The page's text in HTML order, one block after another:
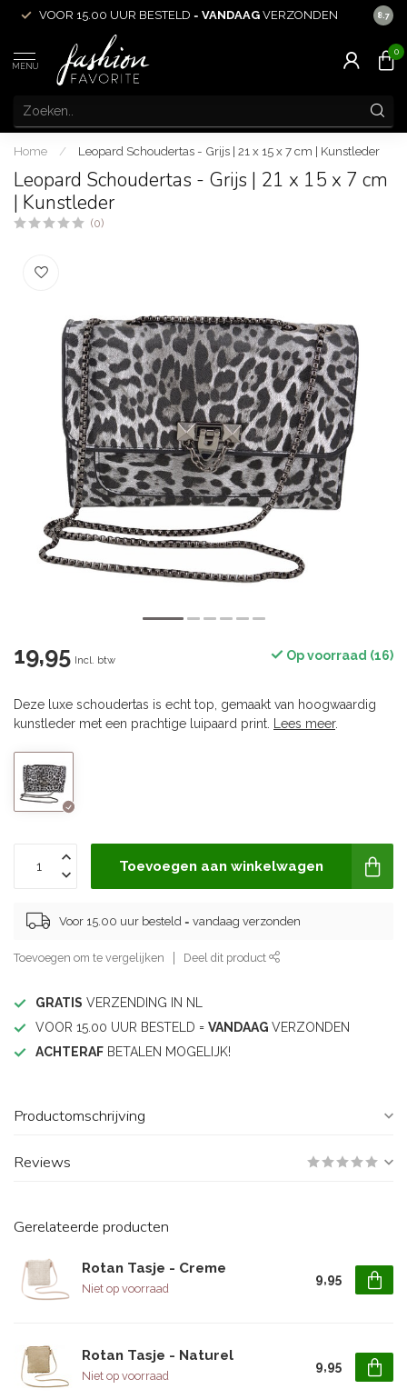
VOOR 15.00 UUR BESTELD = VANDAAG VERZONDEN 8.7
MENU
0
Home / Leopard Schoudertas - Grijs | 21 x 15 x 7 cm | Kunstleder
Leopard Schoudertas - Grijs | 21 x 15 x 7 cm
| Kunstleder
(0)
19,95 Incl. btw Op voorraad (16)
Deze luxe schoudertas is echt top, gemaakt van hoogwaardig
kunstleder met een prachtige luipaard print.
Lees meer.
Toevoegen aan winkelwagen
Voor 15.00 uur besteld = vandaag verzonden
Toevoegen om te vergelijken Deel dit product
GRATIS VERZENDING IN NL
VOOR 15.00 UUR BESTELD = VANDAAG VERZONDEN
ACHTERAF BETALEN MOGELIJK!
Productomschrijving
Reviews
Gerelateerde producten
Rotan Tasje - Creme
Niet op voorraad
9,95
Rotan Tasje - Naturel
Niet op voorraad
9,95